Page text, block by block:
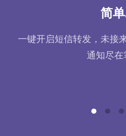
简
一键开启短信转发，未接
通知尽在